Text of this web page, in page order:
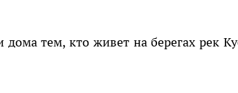
тем, кто живет на берегах рек